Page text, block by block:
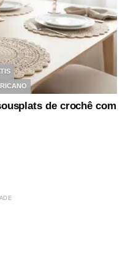
de crochê com